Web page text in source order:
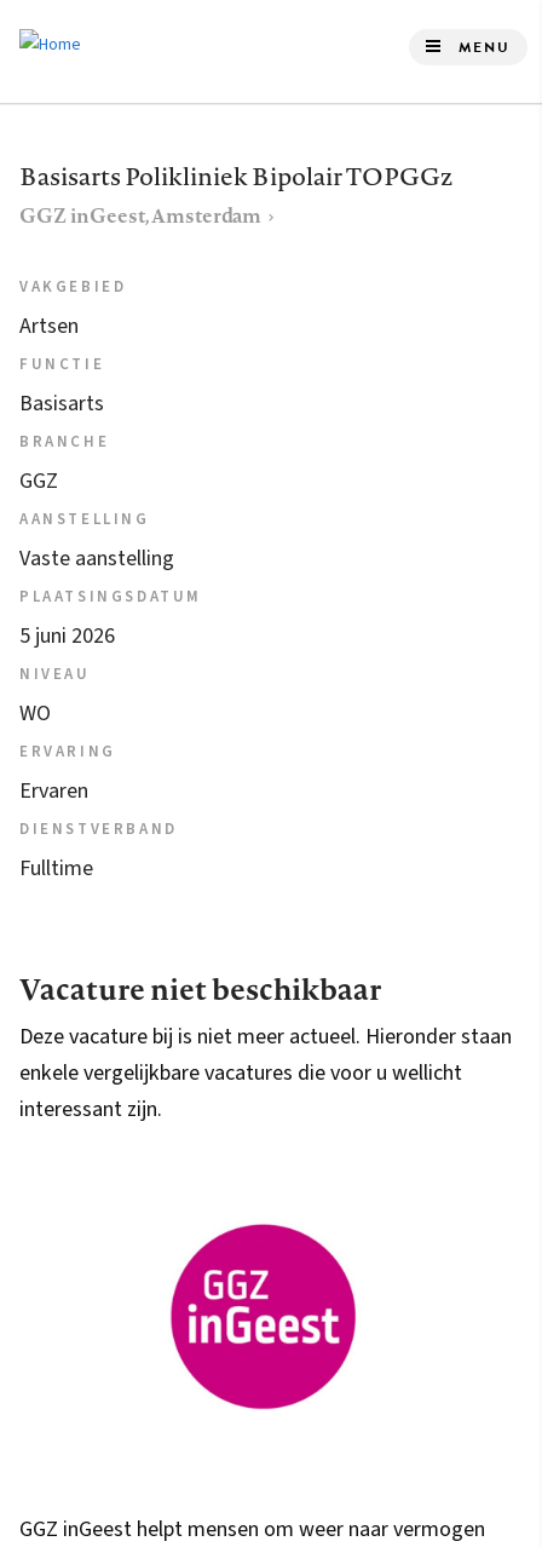
de
gaan
MENU
Basisarts Polikliniek Bipolair TOPGGz
GGZ inGeest, Amsterdam
VAKGEBIED
Artsen
FUNCTIE
Basisarts
BRANCHE
GGZ
AANSTELLING
Vaste aanstelling
PLAATSINGSDATUM
5 juni 2026
NIVEAU
WO
ERVARING
Ervaren
DIENSTVERBAND
Fulltime
Vacature niet beschikbaar
Deze vacature bij is niet meer actueel. Hieronder staan
enkele vergelijkbare vacatures die voor u wellicht
interessant zijn.
GGZ inGeest helpt mensen om weer naar vermogen